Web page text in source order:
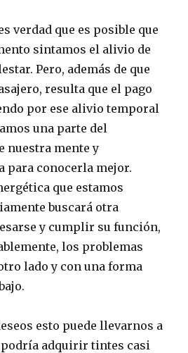
verdad que es posible que
sintamos el alivio de
Pero, además de que
resulta que el pago
por ese alivio temporal
una parte del
nuestra mente y
para conocerla mejor.
que estamos
buscará otra
y cumplir su función,
los problemas
lado y con una forma
esto puede llevarnos a
adquirir tintes casi